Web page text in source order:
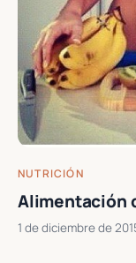
NUTRICIÓN
Alimentación
1 de diciembre de